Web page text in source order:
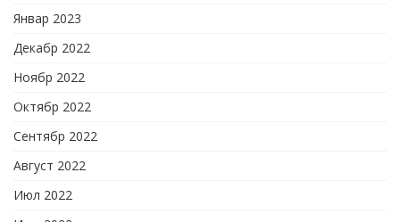
Январ 2023
Декабр 2022
Ноябр 2022
Октябр 2022
Сентябр 2022
Август 2022
Июл 2022